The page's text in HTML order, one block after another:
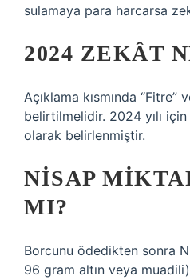
sulamaya para harcarsa
2024 ZEKÂT
Açıklama kısmında “Fitre”
belirtilmelidir. 2024 yılı
olarak belirlenmiştir.
NISAP
MI?
Borcunu ödedikten sonra
96 gram altın veya